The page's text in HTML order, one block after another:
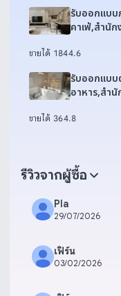
รับออกแบบ
คาเฟ่,สำนัก
ขายได้ 1844.6
รับออกแบบ
อาหาร,สำนั
ขายได้ 364.8
รีวิวจากผู้ซื้อ
Pla
29/07/2026
เฟิร์น
03/02/2026